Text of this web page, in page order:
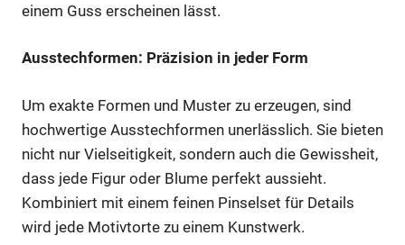
einem Guss erscheinen lässt.
Ausstechformen: Präzision in jeder Form
Um exakte Formen und Muster zu erzeugen, sind
hochwertige Ausstechformen unerlässlich. Sie bieten
nicht nur Vielseitigkeit, sondern auch die Gewissheit,
dass jede Figur oder Blume perfekt aussieht.
Kombiniert mit einem feinen Pinselset für Details
wird jede Motivtorte zu einem Kunstwerk.